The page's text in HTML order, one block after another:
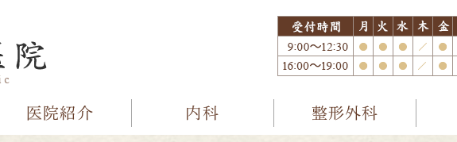
医院紹介 内科 整形外科